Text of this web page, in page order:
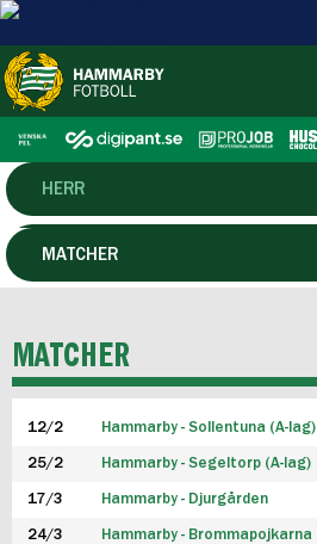
HERR
DAM
P19
F19
FUTSAL HERR
MATCHER
MATCHER
12/2 Hammarby - Sollentuna (A-lag)
25/2 Hammarby - Segeltorp (A-lag)
17/3 Hammarby - Djurgården
24/3 Hammarby - Brommapojkarna